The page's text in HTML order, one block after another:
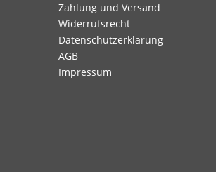
Zahlung und Versand
Widerrufsrecht
Datenschutzerklärung
AGB
Impressum